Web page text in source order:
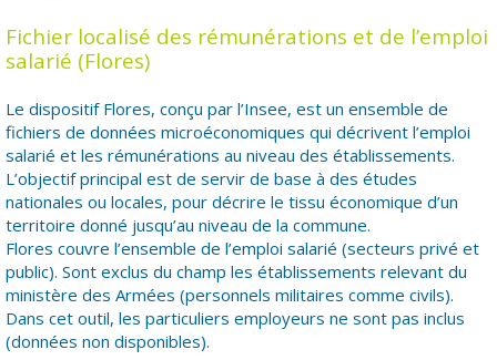
Fichier localisé des rémunérations et de l’emploi
salarié (Flores)
Le dispositif Flores, conçu par l’Insee, est un ensemble de
fichiers de données microéconomiques qui décrivent l’emploi
salarié et les rémunérations au niveau des établissements.
L’objectif principal est de servir de base à des études
nationales ou locales, pour décrire le tissu économique d’un
territoire donné jusqu’au niveau de la commune.
Flores couvre l’ensemble de l’emploi salarié (secteurs privé et
public). Sont exclus du champ les établissements relevant du
ministère des Armées (personnels militaires comme civils).
Dans cet outil, les particuliers employeurs ne sont pas inclus
(données non disponibles).